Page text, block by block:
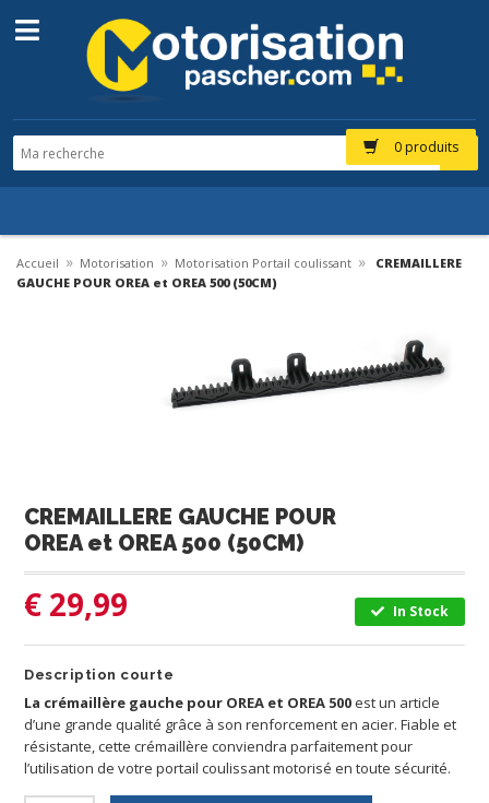
0 produits
Accueil » Motorisation » Motorisation Portail coulissant »
CREMAILLERE
GAUCHE POUR OREA et OREA 500 (50CM)
CREMAILLERE GAUCHE POUR
OREA et OREA 500 (50CM)
€ 29,99 In Stock
Description courte
La crémaillère gauche pour OREA et OREA 500est un article
d’une grande qualité grâce à son renforcement en acier. Fiable et
résistante, cette crémaillère conviendra parfaitement pour
l’utilisation de votre portail coulissant motorisé en toute sécurité.